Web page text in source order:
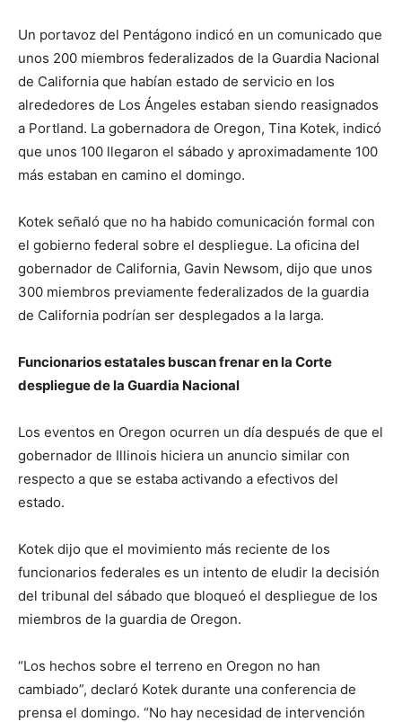
Un portavoz del Pentágono indicó en un comunicado que
unos 200 miembros federalizados de la Guardia Nacional
de California que habían estado de servicio en los
alrededores de Los Ángeles estaban siendo reasignados
a Portland. La gobernadora de Oregon, Tina Kotek, indicó
que unos 100 llegaron el sábado y aproximadamente 100
más estaban en camino el domingo.
Kotek señaló que no ha habido comunicación formal con
el gobierno federal sobre el despliegue. La oficina del
gobernador de California, Gavin Newsom, dijo que unos
300 miembros previamente federalizados de la guardia
de California podrían ser desplegados a la larga.
Funcionarios estatales buscan frenar en la Corte
despliegue de la Guardia Nacional
Los eventos en Oregon ocurren un día después de que el
gobernador de Illinois hiciera un anuncio similar con
respecto a que se estaba activando a efectivos del
estado.
Kotek dijo que el movimiento más reciente de los
funcionarios federales es un intento de eludir la decisión
del tribunal del sábado que bloqueó el despliegue de los
miembros de la guardia de Oregon.
“Los hechos sobre el terreno en Oregon no han
cambiado”, declaró Kotek durante una conferencia de
prensa el domingo. “No hay necesidad de intervención